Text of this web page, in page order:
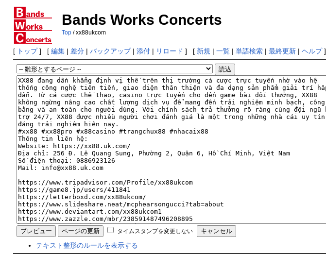
Bands Works Concerts
Top/ xx88ukcom
[ トップ] [ 編集| 差分| バックアップ| 添付| リロード ] [ 新規 | 一覧| 単語検索| 最終更新| ヘルプ]
タイムスタンプを変更しない
テキスト整形のルールを表示する